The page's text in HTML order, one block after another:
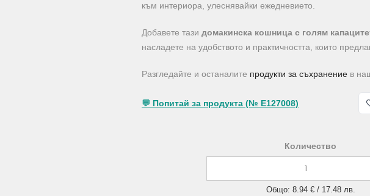
към интериора, улеснявайки ежедневието.
Добавете тази домакинска кошница с голям
насладете на удобството и практичността, които
Разгледайте и останалите продукти за съхранение в
💬 Попитай за продукта (№ E127008)
Количество
Общо: 8.94 € / 17.48 лв.